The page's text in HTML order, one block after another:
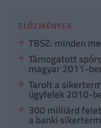
ELŐZMÉNYEK
TBSZ: minden
Támogatott
magyar 2011-
Tarolt a
ügyfelek 2010-
300 milliárd
a banki